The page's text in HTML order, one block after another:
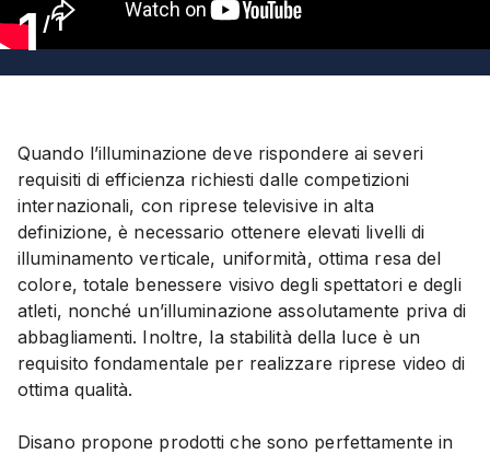
1 / 1
Quando l’illuminazione deve rispondere ai severi
requisiti di efficienza richiesti dalle competizioni
internazionali, con riprese televisive in alta
definizione, è necessario ottenere elevati livelli di
illuminamento verticale, uniformità, ottima resa del
colore, totale benessere visivo degli spettatori e degli
atleti, nonché un’illuminazione assolutamente priva di
abbagliamenti. Inoltre, la stabilità della luce è un
requisito fondamentale per realizzare riprese video di
ottima qualità.
Disano propone prodotti che sono perfettamente in